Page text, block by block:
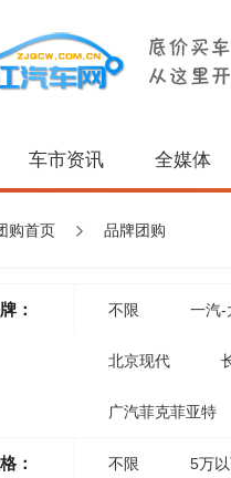
车市资讯 全媒体
购首页 品牌团购
： 不限 一汽-
北京现代
广汽菲克菲亚特
： 不限 5万